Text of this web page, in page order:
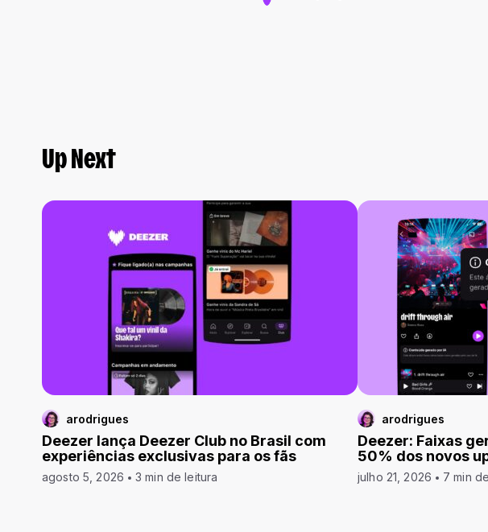
Up Next
arodrigues
Deezer lança Deezer Club no Brasil com
experiências exclusivas para os fãs
agosto 5, 2026 3 min de leitura
arodrigues
Deezer: Faixas
50% dos novos
julho 21, 2026 7 min